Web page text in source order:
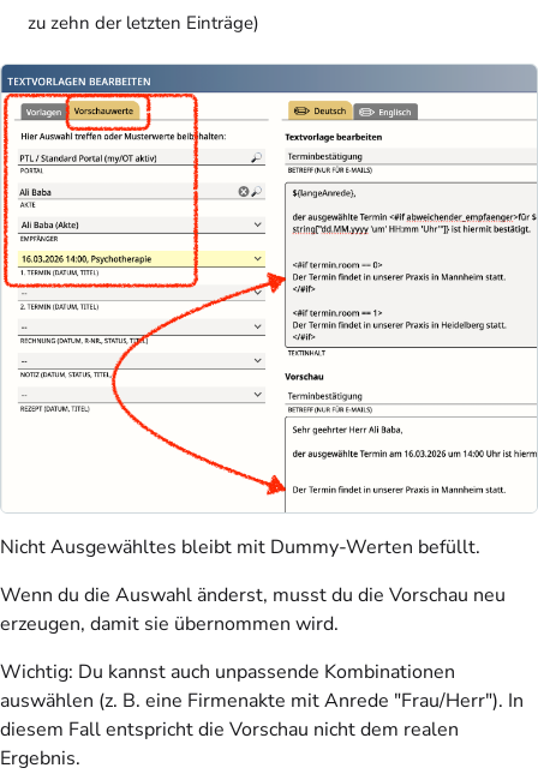
zu zehn der letzten Einträge)
Nicht Ausgewähltes bleibt mit Dummy-Werten befüllt.
Wenn du die Auswahl änderst, musst du die Vorschau neu
erzeugen, damit sie übernommen wird.
Wichtig: Du kannst auch unpassende Kombinationen
auswählen (z. B. eine Firmenakte mit Anrede "Frau/Herr"). In
diesem Fall entspricht die Vorschau nicht dem realen
Ergebnis.